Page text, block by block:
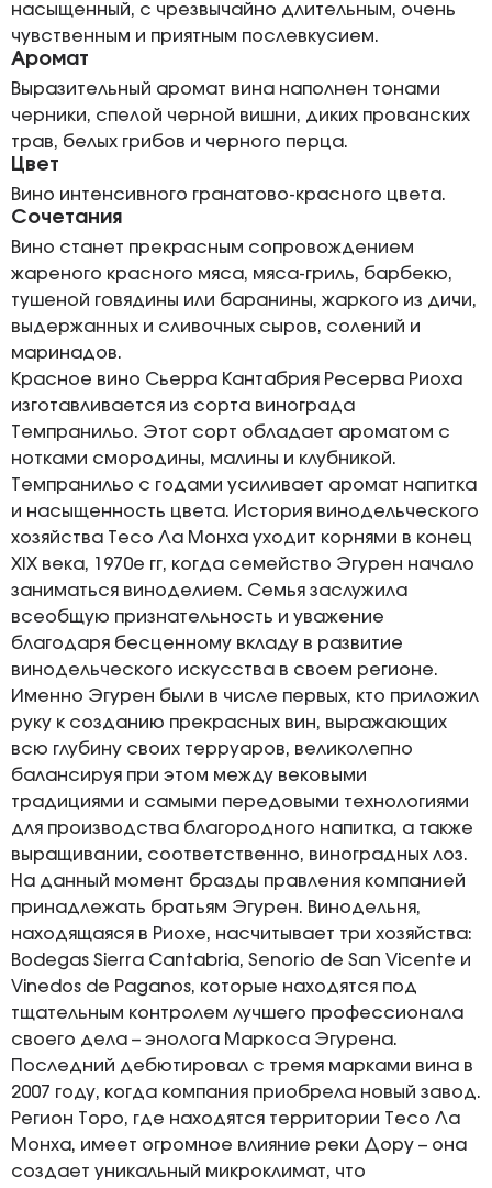
насыщенный, с чрезвычайно длительным, очень
чувственным и приятным послевкусием.
Аромат
Выразительный аромат вина наполнен тонами
черники, спелой черной вишни, диких прованских
трав, белых грибов и черного перца.
Цвет
Вино интенсивного гранатово-красного цвета.
Сочетания
Вино станет прекрасным сопровождением
жареного красного мяса, мяса-гриль, барбекю,
тушеной говядины или баранины, жаркого из дичи,
выдержанных и сливочных сыров, солений и
маринадов.
Красное вино Сьерра Кантабрия Ресерва Риоха
изготавливается из сорта винограда
Темпранильо. Этот сорт обладает ароматом с
нотками смородины, малины и клубникой.
Темпранильо с годами усиливает аромат напитка
и насыщенность цвета. История винодельческого
хозяйства Тесо Ла Монха уходит корнями в конец
XIX века, 1970е гг, когда семейство Эгурен начало
заниматься виноделием. Семья заслужила
всеобщую признательность и уважение
благодаря бесценному вкладу в развитие
винодельческого искусства в своем регионе.
Именно Эгурен были в числе первых, кто приложил
руку к созданию прекрасных вин, выражающих
всю глубину своих терруаров, великолепно
балансируя при этом между вековыми
традициями и самыми передовыми технологиями
для производства благородного напитка, а также
выращивании, соответственно, виноградных лоз.
На данный момент бразды правления компанией
принадлежать братьям Эгурен. Винодельня,
находящаяся в Риохе, насчитывает три хозяйства:
Bodegas Sierra Cantabria, Senorio de San Vicente и
Vinedos de Paganos, которые находятся под
тщательным контролем лучшего профессионала
своего дела – энолога Маркоса Эгурена.
Последний дебютировал с тремя марками вина в
2007 году, когда компания приобрела новый завод.
Регион Торо, где находятся территории Тесо Ла
Монха, имеет огромное влияние реки Дору – она
создает уникальный микроклимат, что